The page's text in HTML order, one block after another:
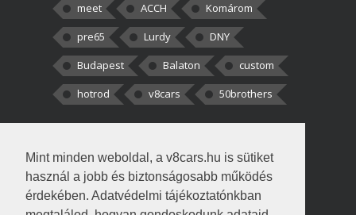
Mint minden weboldal, a v8cars.hu is sütiket
használ a jobb és biztonságosabb működés
érdekében. Adatvédelmi tájékoztatónkban
meet ACCH
Komárom
pre65
Lurdy
DNY
Budapest
Balaton
custom
hotrod
v8cars 50brothers
kortisz:Elszúrtam! Én csak két
darabbaal számoltam. Nem tudtam, hogy fél autót,